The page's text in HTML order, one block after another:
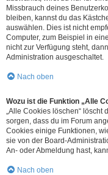
Missbrauch deines
bleiben, kannst du das
auswählen. Dies ist nicht
Computer, zum Beispiel in
nicht zur Verfügung steht,
Administration ausgeschaltet.
Nach oben
Wozu ist die Funktion „Alle
„Alle Cookies löschen“ löscht
sorgen, dass du im Forum
Cookies einige Funktionen,
sie von der Board-
An- oder Abmeldung hast,
Nach oben